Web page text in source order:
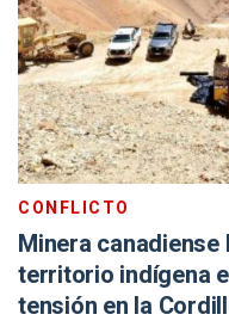
CONFLICTO
Minera
territorio indígena
tensión en la